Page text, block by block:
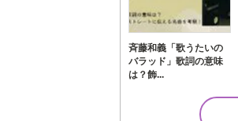
斉藤和義「歌うたいの
バラッド」歌詞の意味
は？飾...